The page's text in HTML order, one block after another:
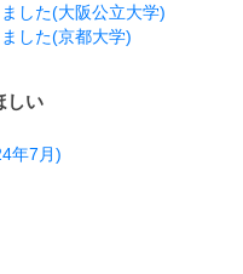
した(大阪公立大学)
した(京都大学)
しい
年7月)